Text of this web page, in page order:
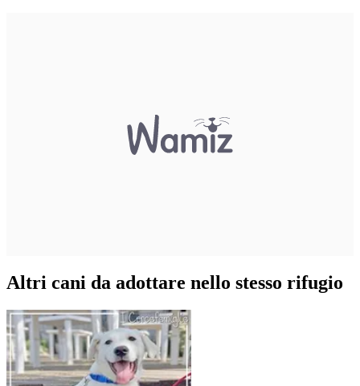
Altri cani da adottare nello stesso rifugio